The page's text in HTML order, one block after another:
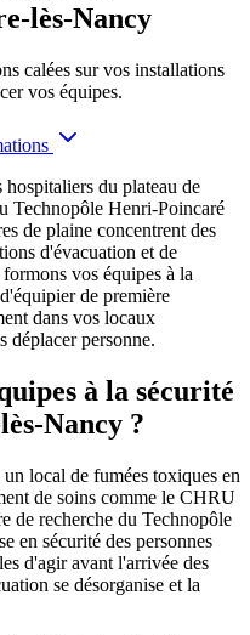
lès-Nancy
calées sur vos installations
vos équipes.
du plateau de
Technopôle Henri-Poincaré
de plaine concentrent des
d'évacuation et de
vos équipes à la
de première
dans vos locaux
déplacer personne.
à la sécurité
Nancy ?
local de fumées toxiques en
de soins comme le CHRU
de recherche du Technopôle
en sécurité des personnes
d'agir avant l'arrivée des
se désorganise et la